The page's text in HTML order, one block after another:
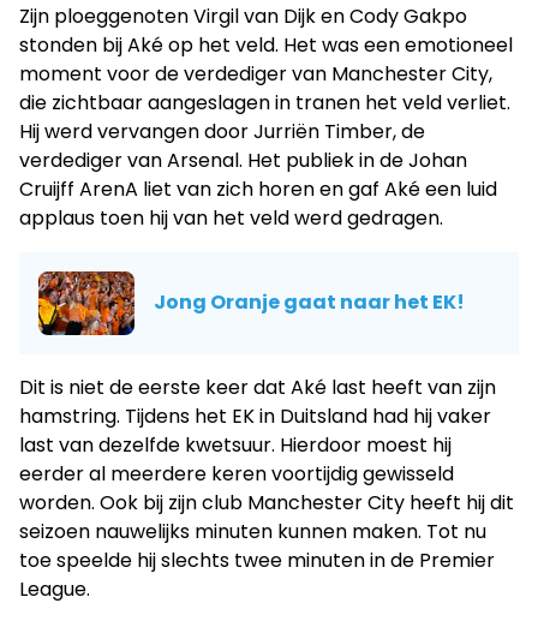
Zijn ploeggenoten Virgil van Dijk en Cody Gakpo
stonden bij Aké op het veld. Het was een emotioneel
moment voor de verdediger van Manchester City,
die zichtbaar aangeslagen in tranen het veld verliet.
Hij werd vervangen door Jurriën Timber, de
verdediger van Arsenal. Het publiek in de Johan
Cruijff ArenA liet van zich horen en gaf Aké een luid
applaus toen hij van het veld werd gedragen.
Jong Oranje gaat naar het EK!
Dit is niet de eerste keer dat Aké last heeft van zijn
hamstring. Tijdens het EK in Duitsland had hij vaker
last van dezelfde kwetsuur. Hierdoor moest hij
eerder al meerdere keren voortijdig gewisseld
worden. Ook bij zijn club Manchester City heeft hij dit
seizoen nauwelijks minuten kunnen maken. Tot nu
toe speelde hij slechts twee minuten in de Premier
League.